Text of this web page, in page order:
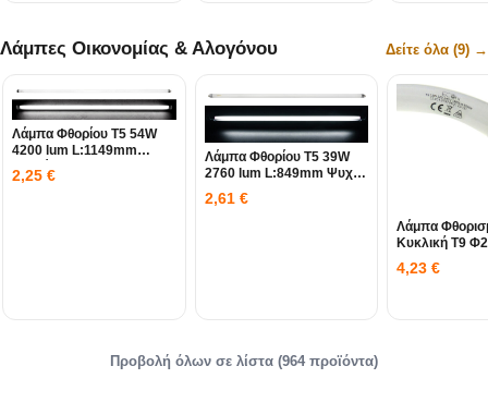
Λάμπες Οικονομίας & Αλογόνου Δείτε όλα (9) →
Λάμπα Φθορίου T5 54W
4200 lum L:1149mm
Λευκό 4000Κ
2,25 €
Λάμπα Φθορίου T5 39W
2760 lum L:849mm Ψυχρό
6400Κ
2,61 €
Λάμπα
Κυκλική T9
1800LM
LIGHT RLX
4,23€
Προβολή όλων σε λίστα (964 προϊόντα)